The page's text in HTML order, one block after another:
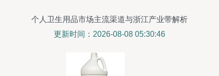
个人卫生用品市场主流渠道与浙江产业带解析
更新时间：2026-08-08 05:30:46